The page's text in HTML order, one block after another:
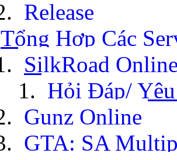
Release
Tổng Hợp Các
SilkRoad
Hỏi Đáp/
Gunz Online
GTA: SA